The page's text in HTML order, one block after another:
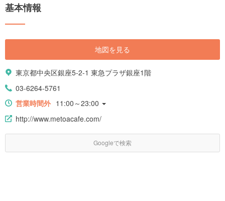
基本情報
地図を見る
東京都中央区銀座5-2-1 東急プラザ銀座1階
03-6264-5761
営業時間外 11:00～23:00
http://www.metoacafe.com/
Googleで検索